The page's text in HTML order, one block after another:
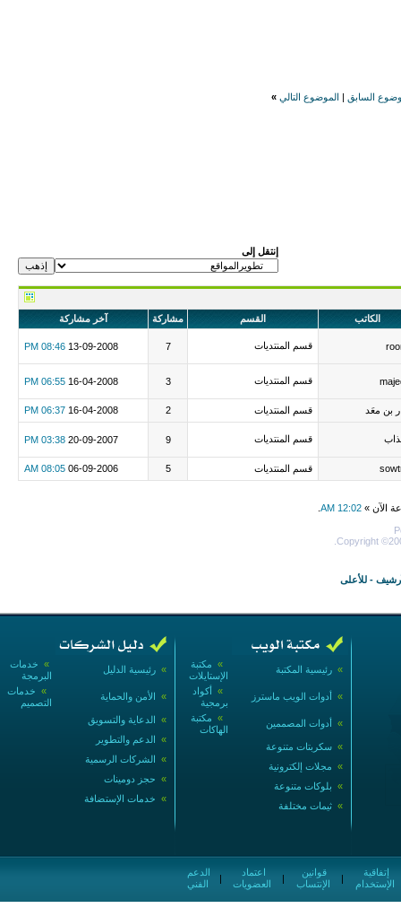
السابق الموضوع التالي »
إنتقل إلى
الكاتب القسم مشاركة آخر مشاركة
قسم المنتديات 7
13-09-2008
08:46 PM
قسم المنتديات 3
16-04-2008
06:55 PM
بن معَد قسم المنتديات 2
16-04-2008
06:37 PM
قسم المنتديات 9
20-09-2007
03:38 PM
قسم المنتديات 5
06-09-2006
08:05 AM
الآن » 12:02 AM
Copyright
- للأعلى
» خدمات
البرمجة
» رئيسية الدليل
» خدمات
التصميم
» الأمن والحماية
» الدعاية والتسويق
» الدعم والتطوير
» الشركات الرسمية
» حجز دومينات
» خدمات الإستضافة
» مكتبة
الإستايلات
» رئيسية المكتبة
» أكواد
برمجية
» أدوات الويب ماسترز
» مكتبة
الهاكات
» أدوات المصممين
» سكربتات متنوعة
» مجلات إلكترونية
» بلوكات متنوعة
» ثيمات مختلفة
الفني
|
العضويات
|
الإنتساب
|
الإستخدام